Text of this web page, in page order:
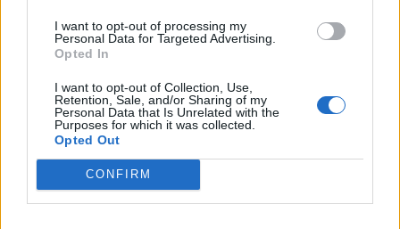
I want to opt-out of processing my
Personal Data for Targeted Advertising.
Opted In
I want to opt-out of Collection, Use,
Retention, Sale, and/or Sharing of my
Personal Data that Is Unrelated with the
Purposes for which it was collected.
Opted Out
CONFIRM